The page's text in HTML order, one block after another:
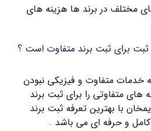
مختلف در برند ها هزینه های
برای ثبت برند متفاوت است ؟
خدمات متفاوت و فیزیکی نبودن
های متفاوتی را برای ثبت برند
با بهترین تعرفه ثبت برند
کامل و حرفه ای می باشد .